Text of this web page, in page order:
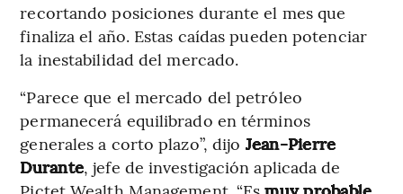
recortando posiciones durante el mes que
finaliza el año. Estas caídas pueden potenciar
la inestabilidad del mercado.
“Parece que el mercado del petróleo
permanecerá equilibrado en términos
generales a corto plazo”, dijo Jean-Pierre
Durante, jefe de investigación aplicada de